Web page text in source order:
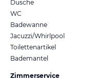
Dusche
WC
Badewanne
Jacuzzi/Whirlpool
Toilettenartikel
Bademantel
Zimmerservice